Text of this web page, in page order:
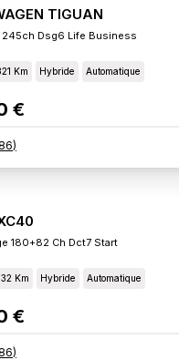
TIGUAN
245ch Dsg6 Life Business
Km Hybride Automatique
€
86)
180+82 Ch Dct7 Start
Km Hybride Automatique
€
86)